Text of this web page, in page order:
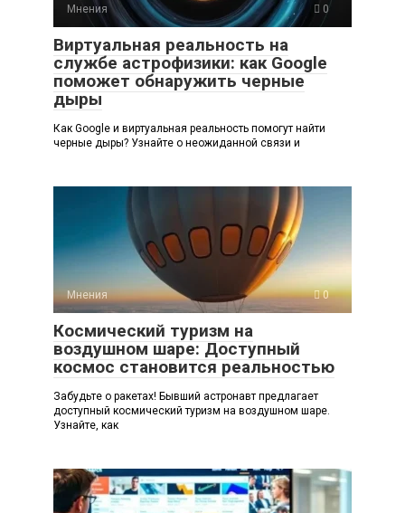
Мнения 0
Виртуальная реальность на
службе астрофизики: как Google
поможет обнаружить черные
дыры
Как Google и виртуальная реальность помогут найти
черные дыры? Узнайте о неожиданной связи и
Мнения 0
Космический туризм на
воздушном шаре: Доступный
космос становится реальностью
Забудьте о ракетах! Бывший астронавт предлагает
доступный космический туризм на воздушном шаре.
Узнайте, как